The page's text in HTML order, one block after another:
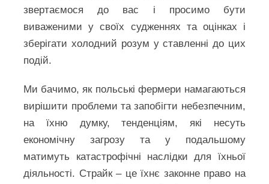
звертаємося до вас і просимо бути
виваженими у своїх судженнях та оцінках і
зберігати холодний розум у ставленні до цих
подій.
Ми бачимо, як польські фермери намагаються
вирішити проблеми та запобігти небезпечним,
на їхню думку, тенденціям, які несуть
економічну загрозу та у подальшому
матимуть катастрофічні наслідки для їхньої
діяльності. Страйк – це їхнє законне право на